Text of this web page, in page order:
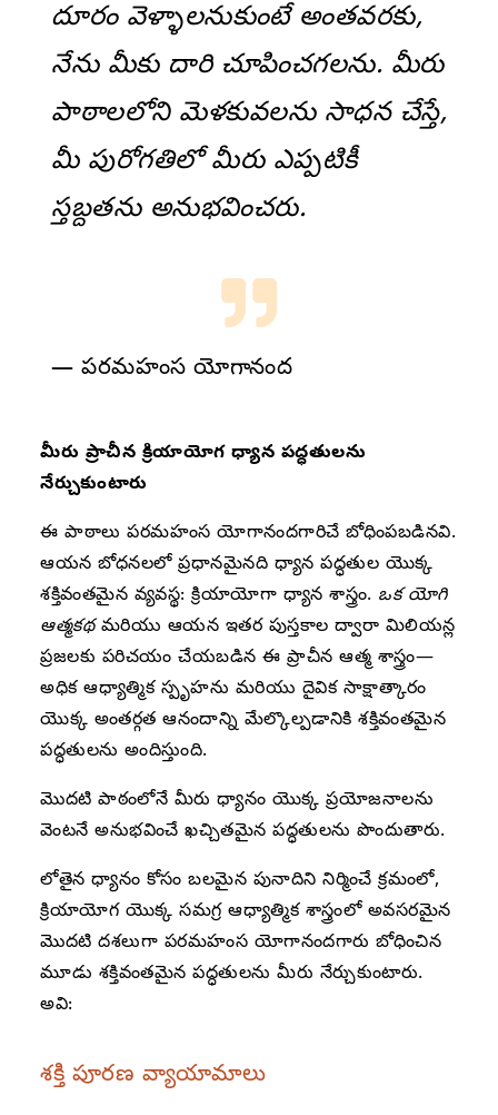
దూరం వెళ్ళాలనుకుంటే అంతవరకు,
నేను మీకు దారి చూపించగలను. మీరు
పాఠాలలోని మెళకువలను సాధన చేస్తే,
మీ పురోగతిలో మీరు ఎప్పటికీ
స్తబ్దతను అనుభవించరు.
— పరమహంస యోగానంద
మీరు ప్రాచీన క్రియాయోగ ధ్యాన పద్ధతులను
నేర్చుకుంటారు
ఈ పాఠాలు పరమహంస యోగానందగారిచే బోధింపబడినవి.
ఆయన బోధనలలో ప్రధానమైనది ధ్యాన పద్ధతుల యొక్క
శక్తివంతమైన వ్యవస్థ: క్రియాయోగా ధ్యాన శాస్త్రం. ఒక యోగి
ఆత్మకథమరియు ఆయన ఇతర పుస్తకాల ద్వారా మిలియన్ల
ప్రజలకు పరిచయం చేయబడిన ఈ ప్రాచీన ఆత్మ శాస్త్రం—
అధిక ఆధ్యాత్మిక స్పృహను మరియు దైవిక సాక్షాత్కారం
యొక్క అంతర్గత ఆనందాన్ని మేల్కొల్పడానికి శక్తివంతమైన
పద్ధతులను అందిస్తుంది.
మొదటి పాఠంలోనే మీరు ధ్యానం యొక్క ప్రయోజనాలను
వెంటనే అనుభవించే ఖచ్చితమైన పద్ధతులను పొందుతారు.
లోతైన ధ్యానం కోసం బలమైన పునాదిని నిర్మించే క్రమంలో,
క్రియాయోగ యొక్క సమగ్ర ఆధ్యాత్మిక శాస్త్రంలో అవసరమైన
మొదటి దశలుగా పరమహంస యోగానందగారు బోధించిన
మూడు శక్తివంతమైన పద్ధతులను మీరు నేర్చుకుంటారు.
అవి:
శక్తి పూరణ వ్యాయామాలు